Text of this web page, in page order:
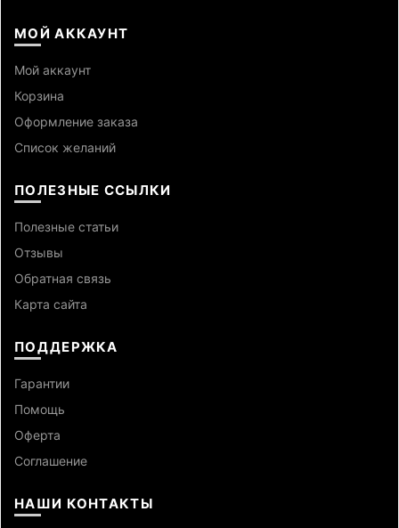
МОЙ АККАУНТ
Мой аккаунт
Корзина
Оформление заказа
Список желаний
ПОЛЕЗНЫЕ ССЫЛКИ
Полезные статьи
Отзывы
Обратная связь
Карта сайта
ПОДДЕРЖКА
Гарантии
Помощь
Оферта
Cоглашение
НАШИ КОНТАКТЫ